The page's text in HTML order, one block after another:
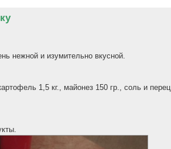
нежной и изумительно вкусной.
1,5 кг., майонез 150 гр., соль и перец